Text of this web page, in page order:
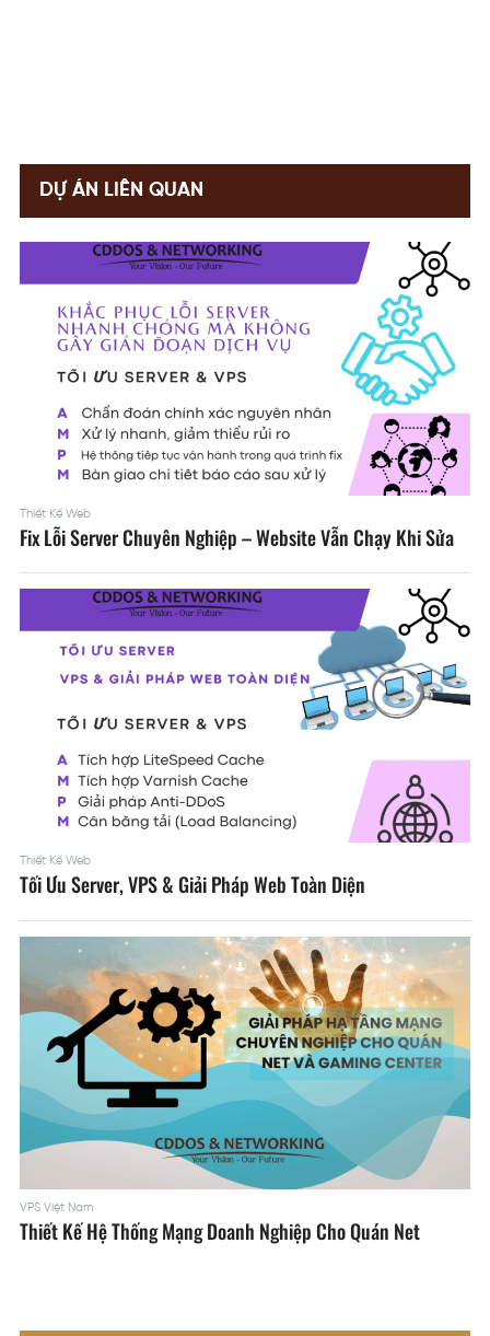
DỰ ÁN LIÊN QUAN
Thiết Kế Web
Fix Lỗi Server Chuyên Nghiệp – Website Vẫn Chạy Khi Sửa
Thiết Kế Web
Tối Ưu Server, VPS & Giải Pháp Web Toàn Diện
VPS Việt Nam
Thiết Kế Hệ Thống Mạng Doanh Nghiệp Cho Quán Net